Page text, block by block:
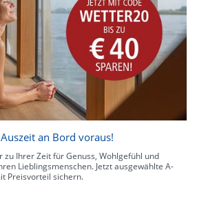
an Bord voraus!
zu Ihrer Zeit für Genuss, Wohlgefühl und
Lieblingsmenschen. Jetzt ausgewählte A-
Preisvorteil sichern.